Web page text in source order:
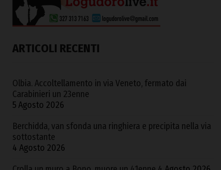
ARTICOLI RECENTI
Olbia. Accoltellamento in via Veneto, fermato dai
Carabinieri un 23enne
5 Agosto 2026
Berchidda, van sfonda una ringhiera e precipita nella via
sottostante
4 Agosto 2026